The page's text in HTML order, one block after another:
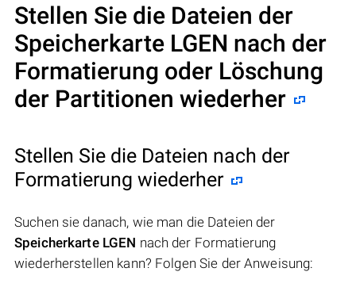
Stellen Sie die Dateien der
Speicherkarte LGEN nach der
Formatierung oder Löschung
der Partitionen wiederher
Stellen Sie die Dateien nach der
Formatierung wiederher
Suchen sie danach, wie man die Dateien der
Speicherkarte LGEN nach der Formatierung
wiederherstellen kann? Folgen Sie der Anweisung: